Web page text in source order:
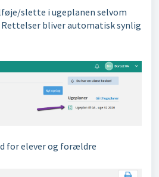
slette i ugeplanen selvom
Rettelser bliver automatisk synlig
for elever og forældre